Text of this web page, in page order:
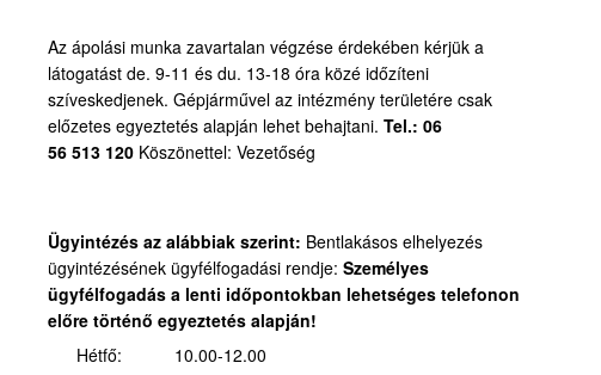
Az ápolási munka zavartalan végzése érdekében kérjük a
látogatást de. 9-11 és du. 13-18 óra közé időzíteni
szíveskedjenek. Gépjárművel az intézmény területére csak
előzetes egyeztetés alapján lehet behajtani. Tel.: 06
56 513 120Köszönettel: Vezetőség
Ügyintézés az alábbiak szerint: Bentlakásos elhelyezés
ügyintézésének ügyfélfogadási rendje: Személyes
ügyfélfogadás a lenti időpontokban lehetséges telefonon
előre történő egyeztetés alapján!
Hétfő: 10.00-12.00